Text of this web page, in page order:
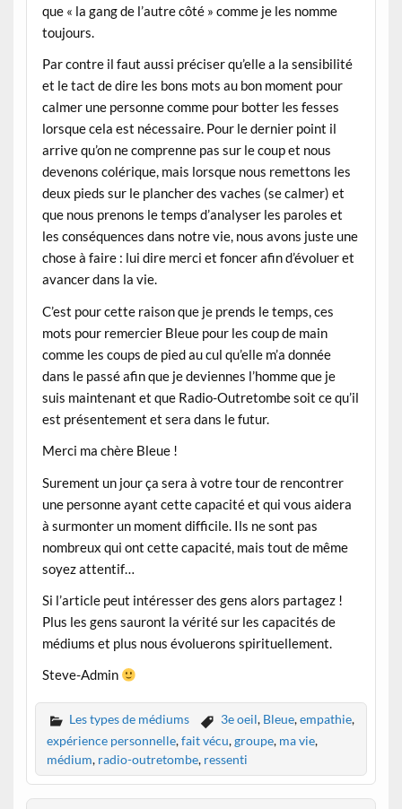
que « la gang de l’autre côté » comme je les nomme
toujours.
Par contre il faut aussi préciser qu’elle a la sensibilité
et le tact de dire les bons mots au bon moment pour
calmer une personne comme pour botter les fesses
lorsque cela est nécessaire. Pour le dernier point il
arrive qu’on ne comprenne pas sur le coup et nous
devenons colérique, mais lorsque nous remettons les
deux pieds sur le plancher des vaches (se calmer) et
que nous prenons le temps d’analyser les paroles et
les conséquences dans notre vie, nous avons juste une
chose à faire : lui dire merci et foncer afin d’évoluer et
avancer dans la vie.
C’est pour cette raison que je prends le temps, ces
mots pour remercier Bleue pour les coup de main
comme les coups de pied au cul qu’elle m’a donnée
dans le passé afin que je deviennes l’homme que je
suis maintenant et que Radio-Outretombe soit ce qu’il
est présentement et sera dans le futur.
Merci ma chère Bleue !
Surement un jour ça sera à votre tour de rencontrer
une personne ayant cette capacité et qui vous aidera
à surmonter un moment difficile. Ils ne sont pas
nombreux qui ont cette capacité, mais tout de même
soyez attentif…
Si l’article peut intéresser des gens alors partagez !
Plus les gens sauront la vérité sur les capacités de
médiums et plus nous évoluerons spirituellement.
Steve-Admin
Les types de médiums 3e oeil, Bleue,empathie,
expérience personnelle,fait vécu,groupe, ma vie,
médium, radio-outretombe, ressenti